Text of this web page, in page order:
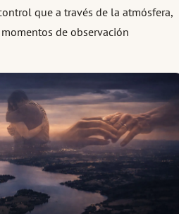
que a través de la atmósfera,
de observación